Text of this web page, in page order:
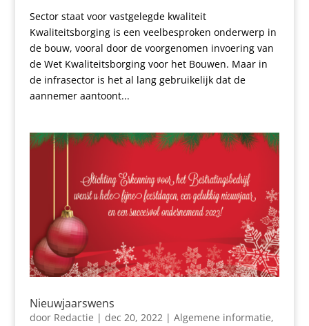
Sector staat voor vastgelegde kwaliteit
Kwaliteitsborging is een veelbesproken onderwerp in
de bouw, vooral door de voorgenomen invoering van
de Wet Kwaliteitsborging voor het Bouwen. Maar in
de infrasector is het al lang gebruikelijk dat de
aannemer aantoont...
Nieuwjaarswens
door Redactie | dec 20, 2022| Algemene informatie,